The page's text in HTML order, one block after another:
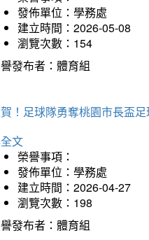
發佈單位：學務處
建立時間：2026-05-08
瀏覽次數：154
發布者：體育組
！足球隊勇奪桃園市長盃
文
榮譽事項：
發佈單位：學務處
建立時間：2026-04-27
瀏覽次數：198
發布者：體育組